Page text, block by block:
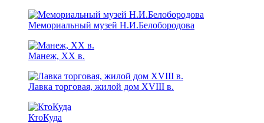
Мемориальный музей Н.И.Белобородова
Манеж, XX в.
Лавка торговая, жилой дом XVIII в.
КтоКуда